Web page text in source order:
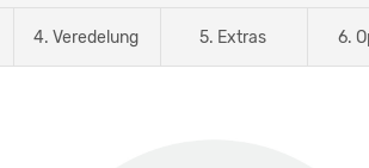
4. Veredelung 5. Extras 6.